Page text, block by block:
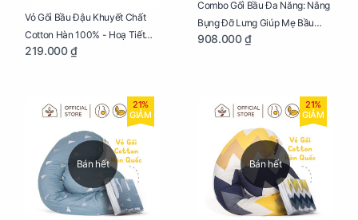
Vỏ Gối Bầu Đậu Khuyết Chất
Cotton Hàn 100% - Hoạ Tiết
Tam Giác
219.000 ₫
Combo Gối Bầu Đa Năng: Nâng
Bụng Đỡ Lưng Giúp Mẹ Bầu
Ngủ Ngon, Cho Bé Bú Sau Sinh
908.000 ₫
Bán hết
21%
GIẢM
Bán hết
21%
GIẢM